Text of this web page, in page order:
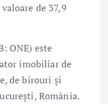
de 37,9
ONE) este
imobiliar de
de birouri și
România.